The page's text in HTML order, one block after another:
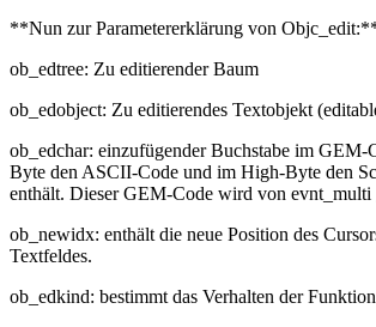
**Nun zur Parametererklärung von
ob_edtree: Zu editierender Baum
ob_edobject: Zu editierendes Textobjekt
ob_edchar: einzufügender Buchstabe im
Byte den ASCII-Code und im High-Byte den
enthält. Dieser GEM-Code wird von evnt_multi
ob_newidx: enthält die neue Position des
Textfeldes.
ob_edkind: bestimmt das Verhalten der